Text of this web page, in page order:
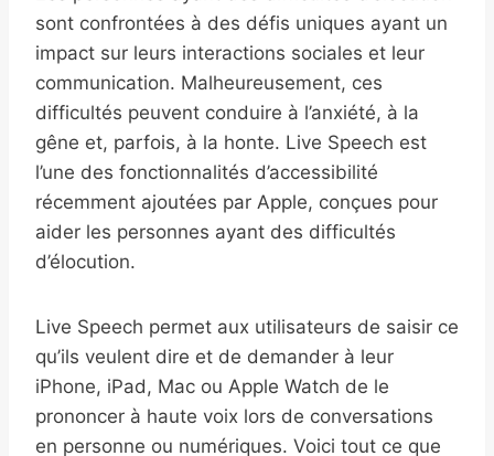
sont confrontées à des défis uniques ayant un
impact sur leurs interactions sociales et leur
communication. Malheureusement, ces
difficultés peuvent conduire à l’anxiété, à la
gêne et, parfois, à la honte. Live Speech est
l’une des fonctionnalités d’accessibilité
récemment ajoutées par Apple, conçues pour
aider les personnes ayant des difficultés
d’élocution.
Live Speech permet aux utilisateurs de saisir ce
qu’ils veulent dire et de demander à leur
iPhone, iPad, Mac ou Apple Watch de le
prononcer à haute voix lors de conversations
en personne ou numériques. Voici tout ce que